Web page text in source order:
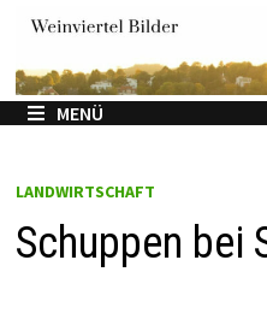
Zum
springen
MENÜ
LANDWIRTSCHAFT
Schuppen bei